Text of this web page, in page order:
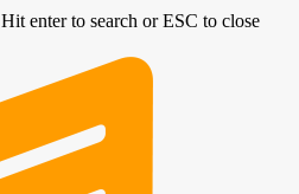
Hit enter to search or ESC to close